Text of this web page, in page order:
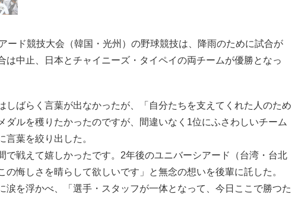
ード競技大会（韓国・光州）の野球競技は、降雨のために試合が
は中止、日本とチャイニーズ・タイペイの両チームが優勝となっ
ばらく言葉が出なかったが、「自分たちを支えてくれた人のため
ダルを穫りたかったのですが、間違いなく1位にふさわしいチーム
言葉を絞り出した。
戦えて嬉しかったです。2年後のユニバーシアード（台湾・台北
の悔しさを晴らして欲しいです」と無念の想いを後輩に託した。
を浮かべ、「選手・スタッフが一体となって、今日ここで勝つた